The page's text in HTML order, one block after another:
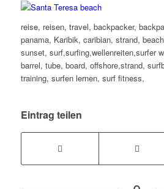
reise, reisen, travel, backpacker,
panama, Karibik, caribian, strand,
sunset, surf,surfing,wellenreiten,surfer
barrel, tube, board, offshore,strand,
training, surfen lernen, surf fitness,
Eintrag teilen